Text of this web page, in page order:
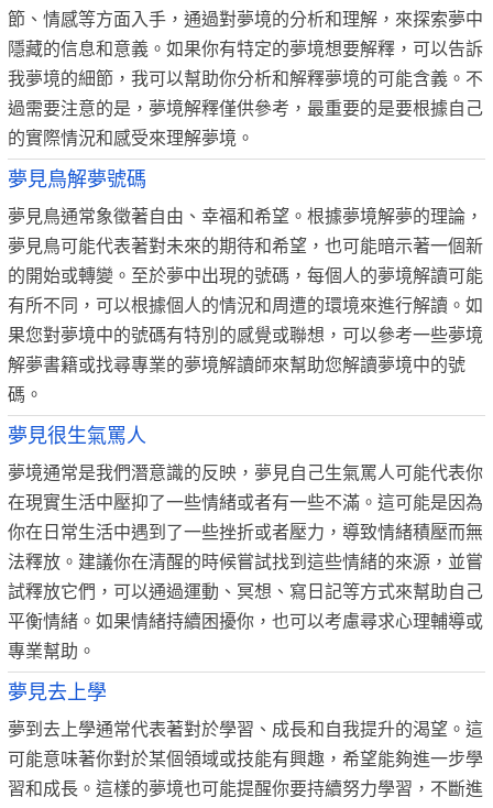
節、情感等方面入手，通過對夢境的分析和理解，來探索夢中
隱藏的信息和意義。如果你有特定的夢境想要解釋，可以告訴
我夢境的細節，我可以幫助你分析和解釋夢境的可能含義。不
過需要注意的是，夢境解釋僅供參考，最重要的是要根據自己
的實際情況和感受來理解夢境。
夢見鳥解夢號碼
夢見鳥通常象徵著自由、幸福和希望。根據夢境解夢的理論，
夢見鳥可能代表著對未來的期待和希望，也可能暗示著一個新
的開始或轉變。至於夢中出現的號碼，每個人的夢境解讀可能
有所不同，可以根據個人的情況和周遭的環境來進行解讀。如
果您對夢境中的號碼有特別的感覺或聯想，可以參考一些夢境
解夢書籍或找尋專業的夢境解讀師來幫助您解讀夢境中的號
碼。
夢見很生氣罵人
夢境通常是我們潛意識的反映，夢見自己生氣罵人可能代表你
在現實生活中壓抑了一些情緒或者有一些不滿。這可能是因為
你在日常生活中遇到了一些挫折或者壓力，導致情緒積壓而無
法釋放。建議你在清醒的時候嘗試找到這些情緒的來源，並嘗
試釋放它們，可以通過運動、冥想、寫日記等方式來幫助自己
平衡情緒。如果情緒持續困擾你，也可以考慮尋求心理輔導或
專業幫助。
夢見去上學
夢到去上學通常代表著對於學習、成長和自我提升的渴望。這
可能意味著你對於某個領域或技能有興趣，希望能夠進一步學
習和成長。這樣的夢境也可能提醒你要持續努力學習，不斷進